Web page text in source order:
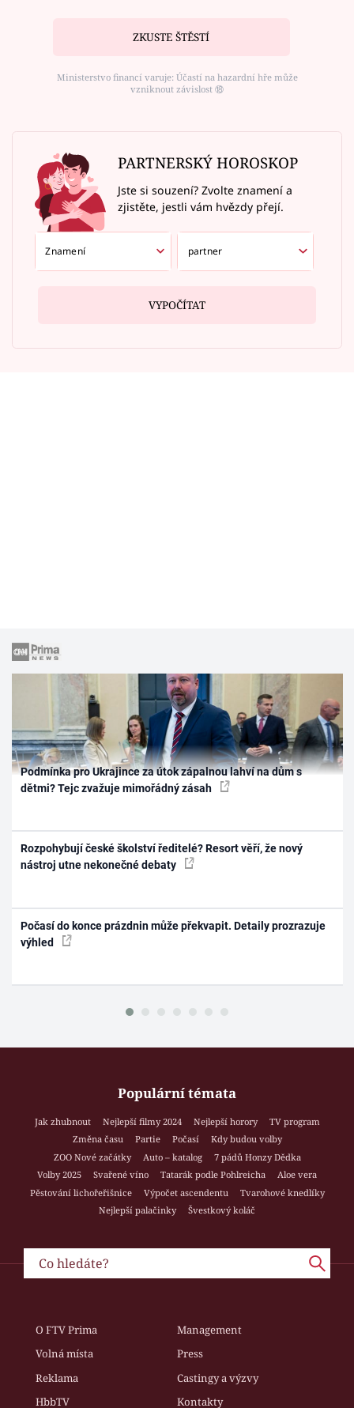
ZKUSTE ŠTĚSTÍ
Ministerstvo financí varuje: Účastí na hazardní hře může
vzniknout závislost ⑱
PARTNERSKÝ HOROSKOP
Jste si souzení? Zvolte znamení a
zjistěte, jestli vám hvězdy přejí.
VYPOČÍTAT
Podmínka pro Ukrajince za útok zápalnou lahví na dům s
dětmi? Tejc zvažuje mimořádný zásah
Rozpohybují české školství ředitelé? Resort věří, že nový
nástroj utne nekonečné debaty
Počasí do konce prázdnin může překvapit. Detaily prozrazuje
výhled
Populární témata
Jak zhubnout Nejlepší filmy 2024 Nejlepší horory
TV program
Změna času
Partie Počasí
Kdy budou volby
ZOO Nové začátky
Auto – katalog
7 pádů Honzy Dědka
Volby 2025
Svařené víno Tatarák podle Pohlreicha
Aloe vera
Pěstování lichořeřišnice
Výpočet ascendentu
Tvarohové knedlíky
Nejlepší palačinky
Švestkový koláč
O FTV Prima
Management
Volná místa
Press
Reklama
Castingy a výzvy
HbbTV
Kontakty